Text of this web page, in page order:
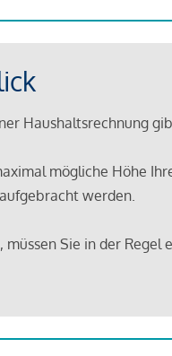
Haushaltsrechnung
mögliche Höhe
werden.
Sie in der Regel